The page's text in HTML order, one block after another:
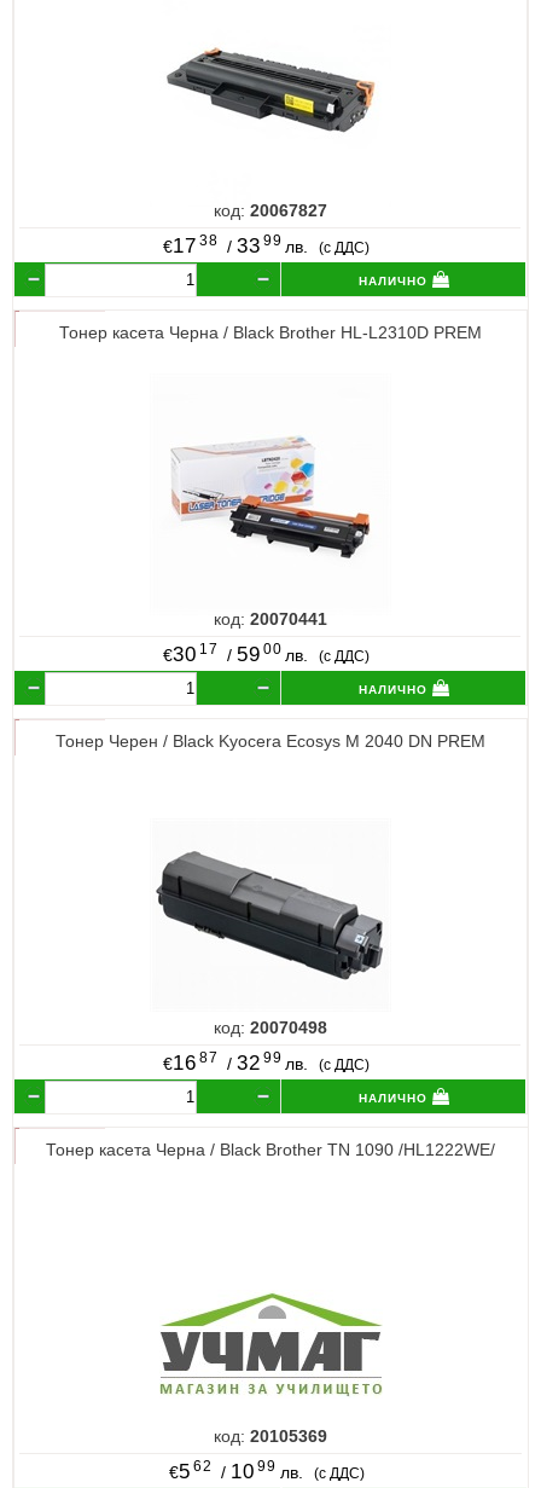
код: 20067827
€17 38 / 33 99 лв. (с ДДС)
налично
Тонер касета Черна / Black Brother HL-L2310D PREM
код: 20070441
€30 17 / 59 00 лв. (с ДДС)
налично
Тонер Черен / Black Kyocera Ecosys M 2040 DN PREM
код: 20070498
€16 87 / 32 99 лв. (с ДДС)
налично
Тонер касета Черна / Black Brother TN 1090 /HL1222WE/
код: 20105369
€5 62 / 10 99 лв. (с ДДС)